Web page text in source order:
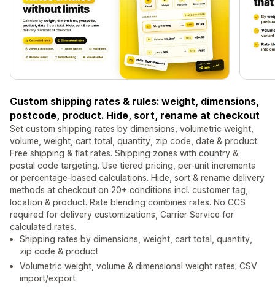
Custom shipping rates & rules: weight, dimensions,
postcode, product. Hide, sort, rename at checkout
Set custom shipping rates by dimensions, volumetric weight,
volume, weight, cart total, quantity, zip code, date & product.
Free shipping & flat rates. Shipping zones with country &
postal code targeting. Use tiered pricing, per-unit increments
or percentage-based calculations. Hide, sort & rename delivery
methods at checkout on 20+ conditions incl. customer tag,
location & product. Rate blending combines rates. No CCS
required for delivery customizations, Carrier Service for
calculated rates.
Shipping rates by dimensions, weight, cart total, quantity,
zip code & product
Volumetric weight, volume & dimensional weight rates; CSV
import/export